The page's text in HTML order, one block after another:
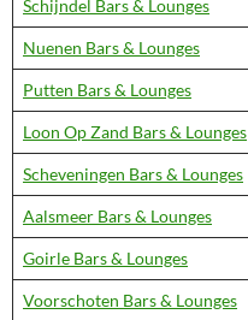
Schijndel Bars & Lounges
Nuenen Bars & Lounges
Putten Bars & Lounges
Loon Op Zand Bars & Lounges
Scheveningen Bars & Lounges
Aalsmeer Bars & Lounges
Goirle Bars & Lounges
Voorschoten Bars & Lounges